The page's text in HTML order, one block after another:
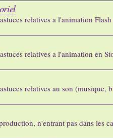
relatives a l'animation
relatives a l'animation en
relatives au son (musique,
n'entrant pas dans les